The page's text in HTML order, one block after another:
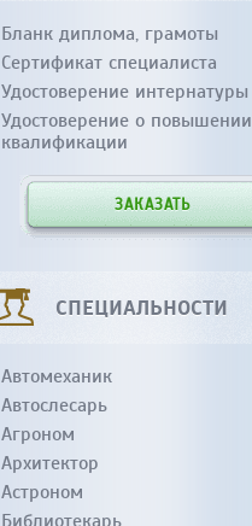
Бланк диплома, грамоты
Сертификат специалиста
Удостоверение интернатуры
Удостоверение о повышении
квалификации
ЗАКАЗАТЬ
СПЕЦИАЛЬНОСТИ
Автомеханик
Автослесарь
Агроном
Архитектор
Астроном